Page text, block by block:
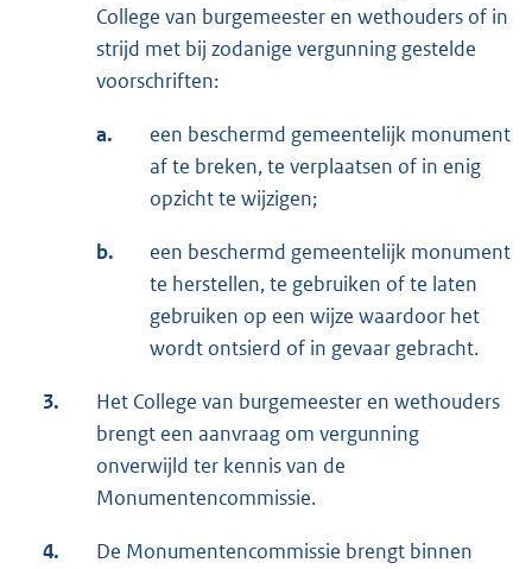
College van burgemeester en wethouders of in
strijd met bij zodanige vergunning gestelde
voorschriften:
a.
een beschermd gemeentelijk monument
af te breken, te verplaatsen of in enig
opzicht te wijzigen;
b.
een beschermd gemeentelijk monument
te herstellen, te gebruiken of te laten
gebruiken op een wijze waardoor het
wordt ontsierd of in gevaar gebracht.
3.
Het College van burgemeester en wethouders
brengt een aanvraag om vergunning
onverwijld ter kennis van de
Monumentencommissie.
4.
De Monumentencommissie brengt binnen